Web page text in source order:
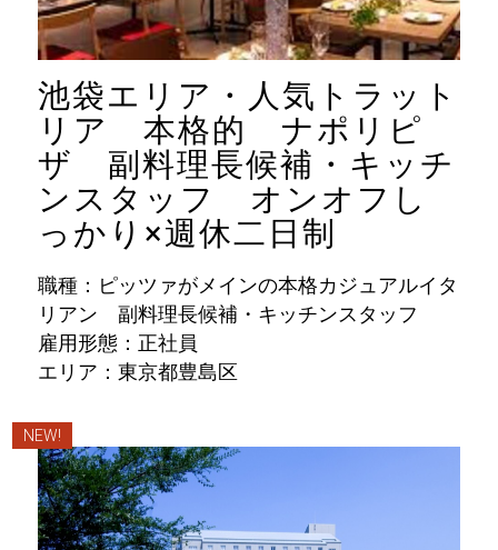
池袋エリア・人気トラット
リア 本格的 ナポリピ
ザ 副料理長候補・キッチ
ンスタッフ オンオフし
っかり×週休二日制
職種：ピッツァがメインの本格カジュアルイタ
リアン 副料理長候補・キッチンスタッフ
雇用形態：正社員
エリア：東京都豊島区
NEW!